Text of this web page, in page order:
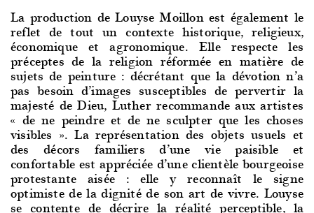
La production de Louyse Moillon est également le
reflet de tout un contexte historique, religieux,
économique et agronomique. Elle respecte les
préceptes de la religion réformée en matière de
sujets de peinture : décrétant que la dévotion n’a
pas besoin d’images susceptibles de pervertir la
majesté de Dieu, Luther recommande aux artistes
« de ne peindre et de ne sculpter que les choses
visibles ». La représentation des objets usuels et
des décors familiers d’une vie paisible et
confortable est appréciée d’une clientèle bourgeoise
protestante aisée : elle y reconnaît le signe
optimiste de la dignité de son art de vivre. Louyse
se contente de décrire la réalité perceptible, la